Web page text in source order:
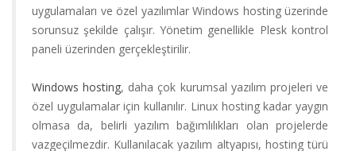
Hosting
Limitsiz
Kurumsal
uygulamaları ve özel yazılımlar Windows hosting üzerinde
sorunsuz şekilde çalışır. Yönetim genellikle Plesk kontrol
paneli üzerinden gerçekleştirilir.
Windows hosting, daha çok kurumsal yazılım projeleri ve
özel uygulamalar için kullanılır. Linux hosting kadar yaygın
olmasa da, belirli yazılım bağımlılıkları olan projelerde
vazgeçilmezdir. Kullanılacak yazılım altyapısı, hosting türü